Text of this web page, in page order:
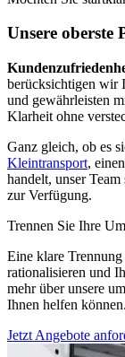
Unsere
berücksichtigen wir
und gewährleisten
Klarheit ohne
Ganz gleich, ob es
Kleintransport, einen
handelt, unser
zur Verfügung.
Trennen Sie Ihre
Eine klare
rationalisieren und
mehr über unsere
Ihnen helfen können.
Jetzt Angebote